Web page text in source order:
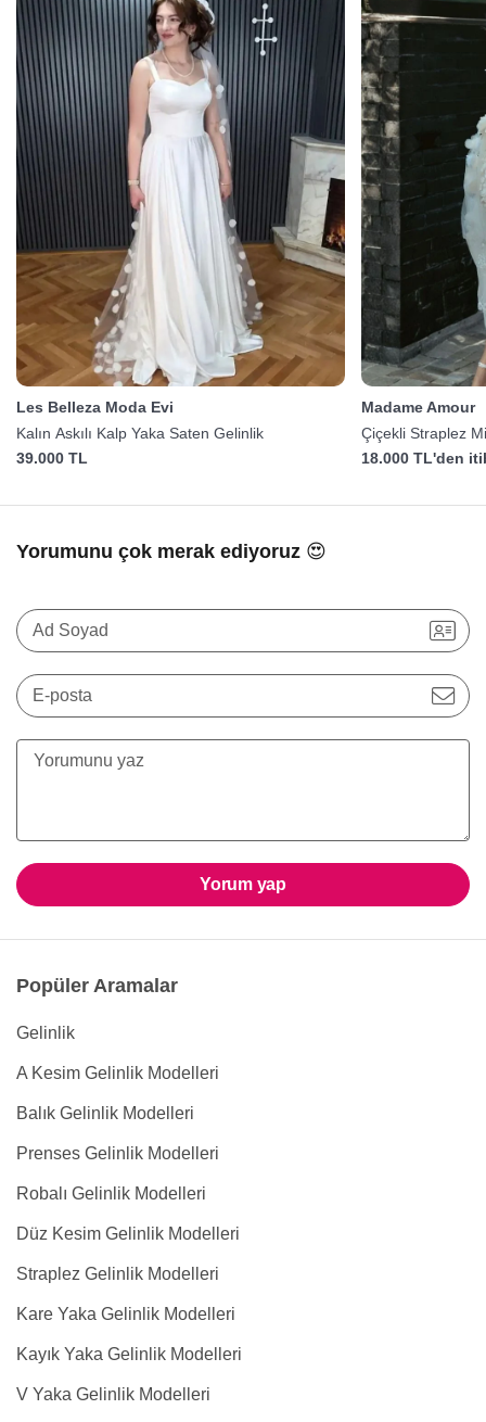
Les Belleza Moda Evi
Kalın Askılı Kalp Yaka Saten Gelinlik
39.000 TL
Madame Amour
Çiçekli Straplez
18.000 TL'den
Yorumunu çok merak ediyoruz 😍
Ad Soyad
E-posta
Yorum yap
Popüler Aramalar
Gelinlik
A Kesim Gelinlik Modelleri
Balık Gelinlik Modelleri
Prenses Gelinlik Modelleri
Robalı Gelinlik Modelleri
Düz Kesim Gelinlik Modelleri
Straplez Gelinlik Modelleri
Kare Yaka Gelinlik Modelleri
Kayık Yaka Gelinlik Modelleri
V Yaka Gelinlik Modelleri